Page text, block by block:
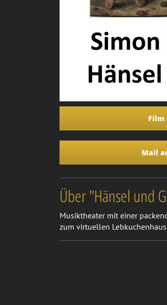
Film
Mail
Über "Hänsel und
Musiktheater mit einer
zum virtuellen